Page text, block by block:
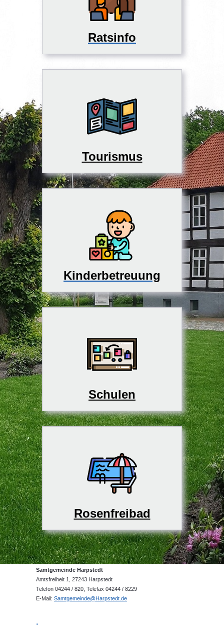
Ratsinfo
Tourismus
Kinderbetreuung
Schulen
Rosenfreibad
Samtgemeinde Harpstedt
Amtsfreiheit 1, 27243 Harpstedt
Telefon 04244 / 820, Telefax 04244 / 8229
E-Mail: Samtgemeinde@Harpstedt.de